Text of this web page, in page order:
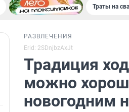
Траты на
РАЗВЛЕЧЕНИЯ
Erid: 2SDnjbzAxJt
Традиция
можно
новогодним